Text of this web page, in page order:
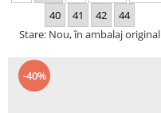
40
41 42
44
Stare: Nou, în ambalaj original
-40%